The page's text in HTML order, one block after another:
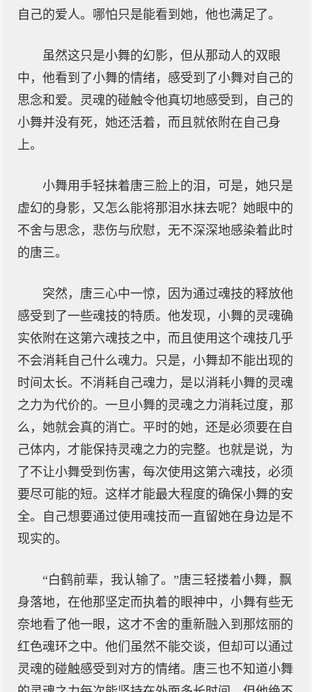
自己的爱人。哪怕只是能看到她，他也满足了。
虽然这只是小舞的幻影，但从那动人的双眼
中，他看到了小舞的情绪，感受到了小舞对自己的
思念和爱。灵魂的碰触令他真切地感受到，自己的
小舞并没有死，她还活着，而且就依附在自己身
上。
小舞用手轻抹着唐三脸上的泪，可是，她只是
虚幻的身影，又怎么能将那泪水抹去呢？她眼中的
不舍与思念，悲伤与欣慰，无不深深地感染着此时
的唐三。
突然，唐三心中一惊，因为通过魂技的释放他
感受到了一些魂技的特质。他发现，小舞的灵魂确
实依附在这第六魂技之中，而且使用这个魂技几乎
不会消耗自己什么魂力。只是，小舞却不能出现的
时间太长。不消耗自己魂力，是以消耗小舞的灵魂
之力为代价的。一旦小舞的灵魂之力消耗过度，那
么，她就会真的消亡。平时的她，还是必须要在自
己体内，才能保持灵魂之力的完整。也就是说，为
了不让小舞受到伤害，每次使用这第六魂技，必须
要尽可能的短。这样才能最大程度的确保小舞的安
全。自己想要通过使用魂技而一直留她在身边是不
现实的。
“白鹤前辈，我认输了。”唐三轻搂着小舞，飘
身落地，在他那坚定而执着的眼神中，小舞有些无
奈地看了他一眼，这才不舍的重新融入到那炫丽的
红色魂环之中。他们虽然不能交谈，但却可以通过
灵魂的碰触感受到对方的情绪。唐三也不知道小舞